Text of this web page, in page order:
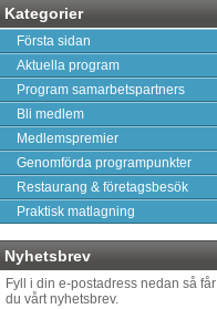
Kategorier
Första sidan
Aktuella program
Program samarbetspartners
Bli medlem
Medlemspremier
Genomförda programpunkter
Restaurang & företagsbesök
Praktisk matlagning
Nyhetsbrev
Fyll i din e-postadress nedan så får
du vårt nyhetsbrev.